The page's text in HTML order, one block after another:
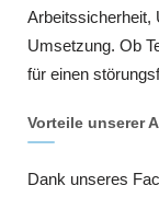
Arbeitssicherheit,
Umsetzung. Ob
für einen
Vorteile unserer
Dank unseres